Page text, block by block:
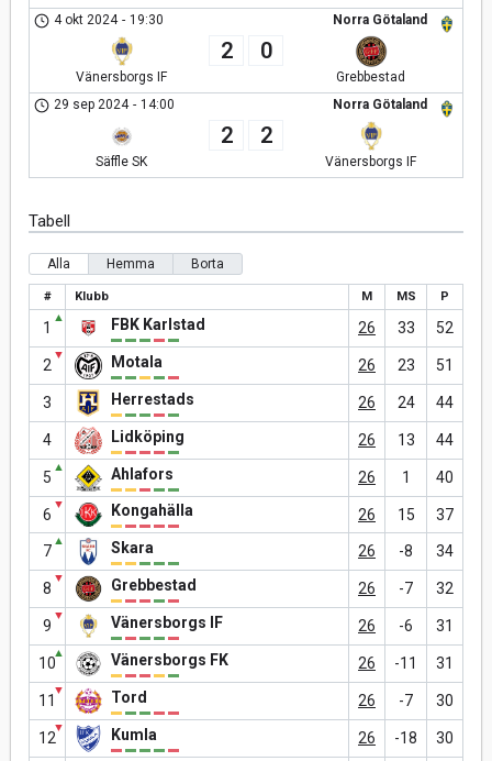
Norra Götaland
4 okt 2024 - 19:30
Vänersborgs IF
2 0
Grebbestad
Norra Götaland
29 sep 2024 - 14:00
Säffle SK
2 2
Vänersborgs IF
Tabell
Alla Hemma Borta
# Klubb M MS P
1
▲ FBK Karlstad 26 33 52
2
▼ Motala 26 23 51
3 Herrestads 26 24 44
4 Lidköping 26 13 44
5
▲ Ahlafors 26 1 40
6
▼ Kongahälla 26 15 37
7
▲ Skara 26 -8 34
8
▼ Grebbestad 26 -7 32
9
▼ Vänersborgs IF 26 -6 31
10
▲ Vänersborgs FK 26 -11 31
11
▼ Tord 26 -7 30
12
▼ Kumla 26 -18 30